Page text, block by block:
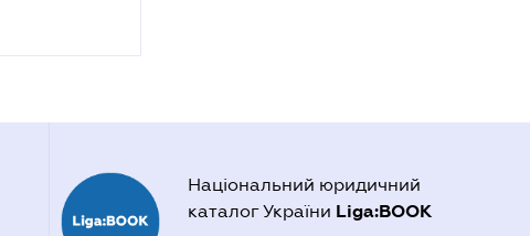
Національний юридичний
каталог України Liga:BOOK